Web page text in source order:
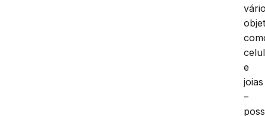
e
joias
–